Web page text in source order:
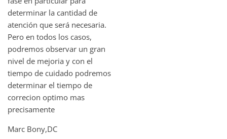
determinar la cantidad de
atención que será necesaria.
Pero en todos los casos,
podremos observar un gran
nivel de mejoria y con el
tiempo de cuidado podremos
determinar el tiempo de
correcion optimo mas
precisamente
Marc Bony,DC